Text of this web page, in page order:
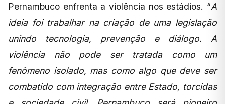
Pernambuco enfrenta a violência nos estádios. “A
ideia foi trabalhar na criação de uma legislação
unindo tecnologia, prevenção e diálogo. A
violência não pode ser tratada como um
fenômeno isolado, mas como algo que deve ser
combatido com integração entre Estado, torcidas